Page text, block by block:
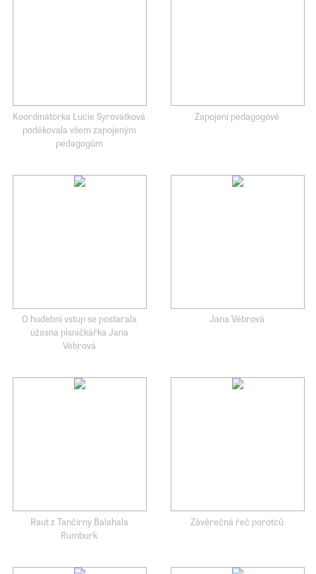
Koordinátorka Lucie Syrovátková
poděkovala všem zapojeným
pedagogům
Zapojení pedagogové
O hudební vstup se postarala
úžasná písničkářka Jana
Vébrová
Jana Vébrová
Raut z Tančírny Balahala
Rumburk
Závěrečná řeč porotců